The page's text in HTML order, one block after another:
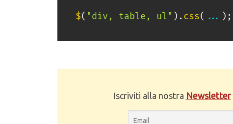
$( "div, table, ul" ) . css( ... ) ;
Iscriviti alla nostra Newsletter